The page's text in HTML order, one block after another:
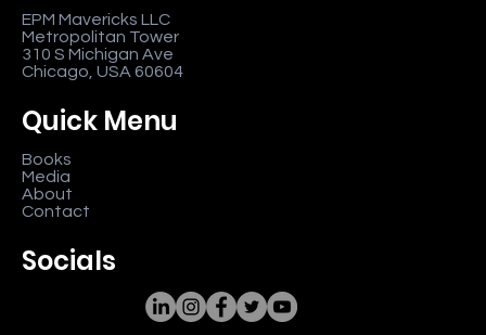
EPM Mavericks LLC
Metropolitan Tower
310 S Michigan Ave
Chicago, USA 60604
Quick Menu
Books
Media
About
Contact
Socials